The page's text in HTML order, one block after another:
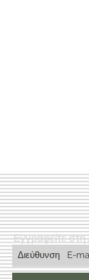
Εγγραφείτε